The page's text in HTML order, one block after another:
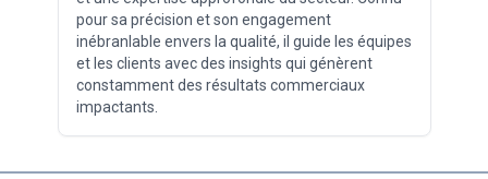
pour sa précision et son engagement
inébranlable envers la qualité, il guide les équipes
et les clients avec des insights qui génèrent
constamment des résultats commerciaux
impactants.